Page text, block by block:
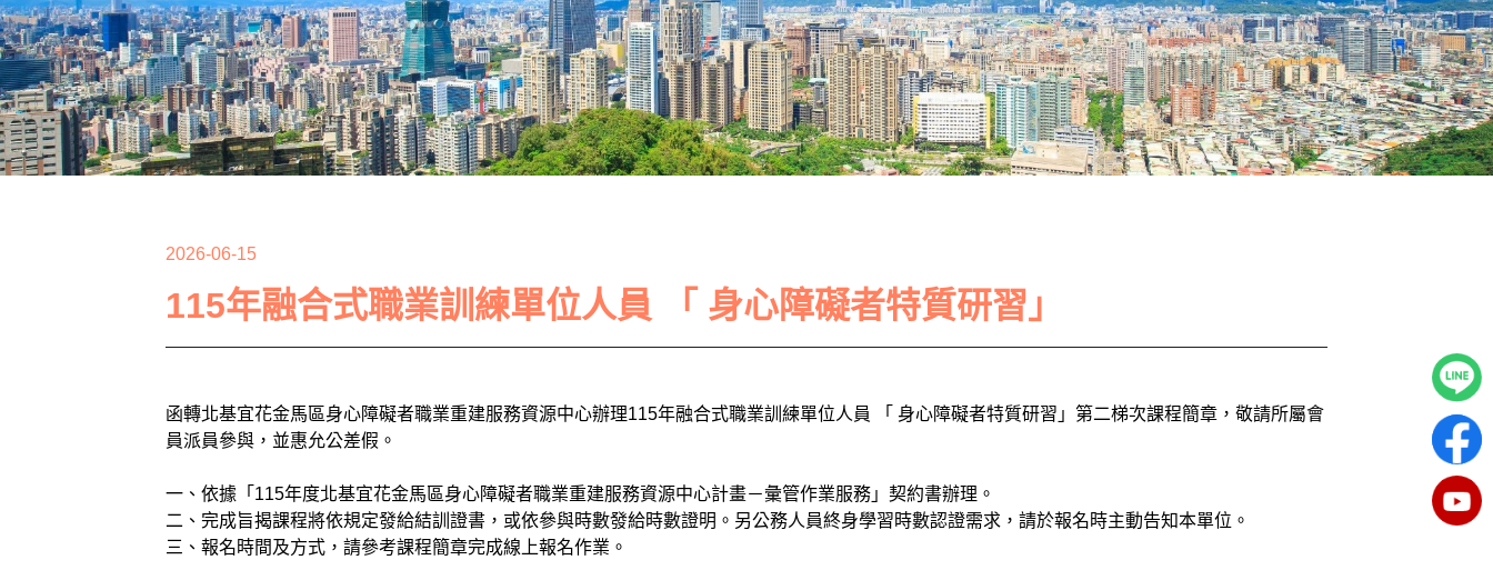
2026-06-15
115年融合式職業訓練單位人員 「 身心障礙者特質研習」
函轉北基宜花金馬區身心障礙者職業重建服務資源中心辦理115年融合式職業訓練單位人員 「 身心障礙者特質研習」第二梯次課程簡章，敬請所屬會
員派員參與，並惠允公差假。
一、依據「115年度北基宜花金馬區身心障礙者職業重建服務資源中心計畫－彙管作業服務」契約書辦理。
二、完成旨揭課程將依規定發給結訓證書，或依參與時數發給時數證明。另公務人員終身學習時數認證需求，請於報名時主動告知本單位。
三、報名時間及方式，請參考課程簡章完成線上報名作業。